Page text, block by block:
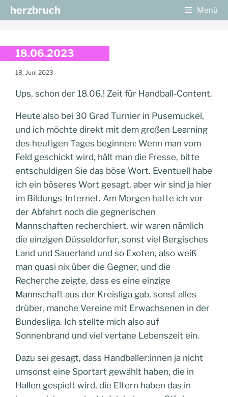
Zum
Inhalt
herzbruch Menü
18.06.2023
18. Juni 2023
Ups, schon der 18.06.! Zeit für Handball-Content.
Heute also bei 30 Grad Turnier in Pusemuckel,
und ich möchte direkt mit dem großen Learning
des heutigen Tages beginnen: Wenn man vom
Feld geschickt wird, hält man die Fresse, bitte
entschuldigen Sie das böse Wort. Eventuell habe
ich ein böseres Wort gesagt, aber wir sind ja hier
im Bildungs-Internet. Am Morgen hatte ich vor
der Abfahrt noch die gegnerischen
Mannschaften recherchiert, wir waren nämlich
die einzigen Düsseldorfer, sonst viel Bergisches
Land und Sauerland und so Exoten, also weiß
man quasi nix über die Gegner, und die
Recherche zeigte, dass es eine einzige
Mannschaft aus der Kreisliga gab, sonst alles
drüber, manche Vereine mit Erwachsenen in der
Bundesliga. Ich stellte mich also auf
Sonnenbrand und viel vertane Lebenszeit ein.
Dazu sei gesagt, dass Handballer:innen ja nicht
umsonst eine Sportart gewählt haben, die in
Hallen gespielt wird, die Eltern haben das in